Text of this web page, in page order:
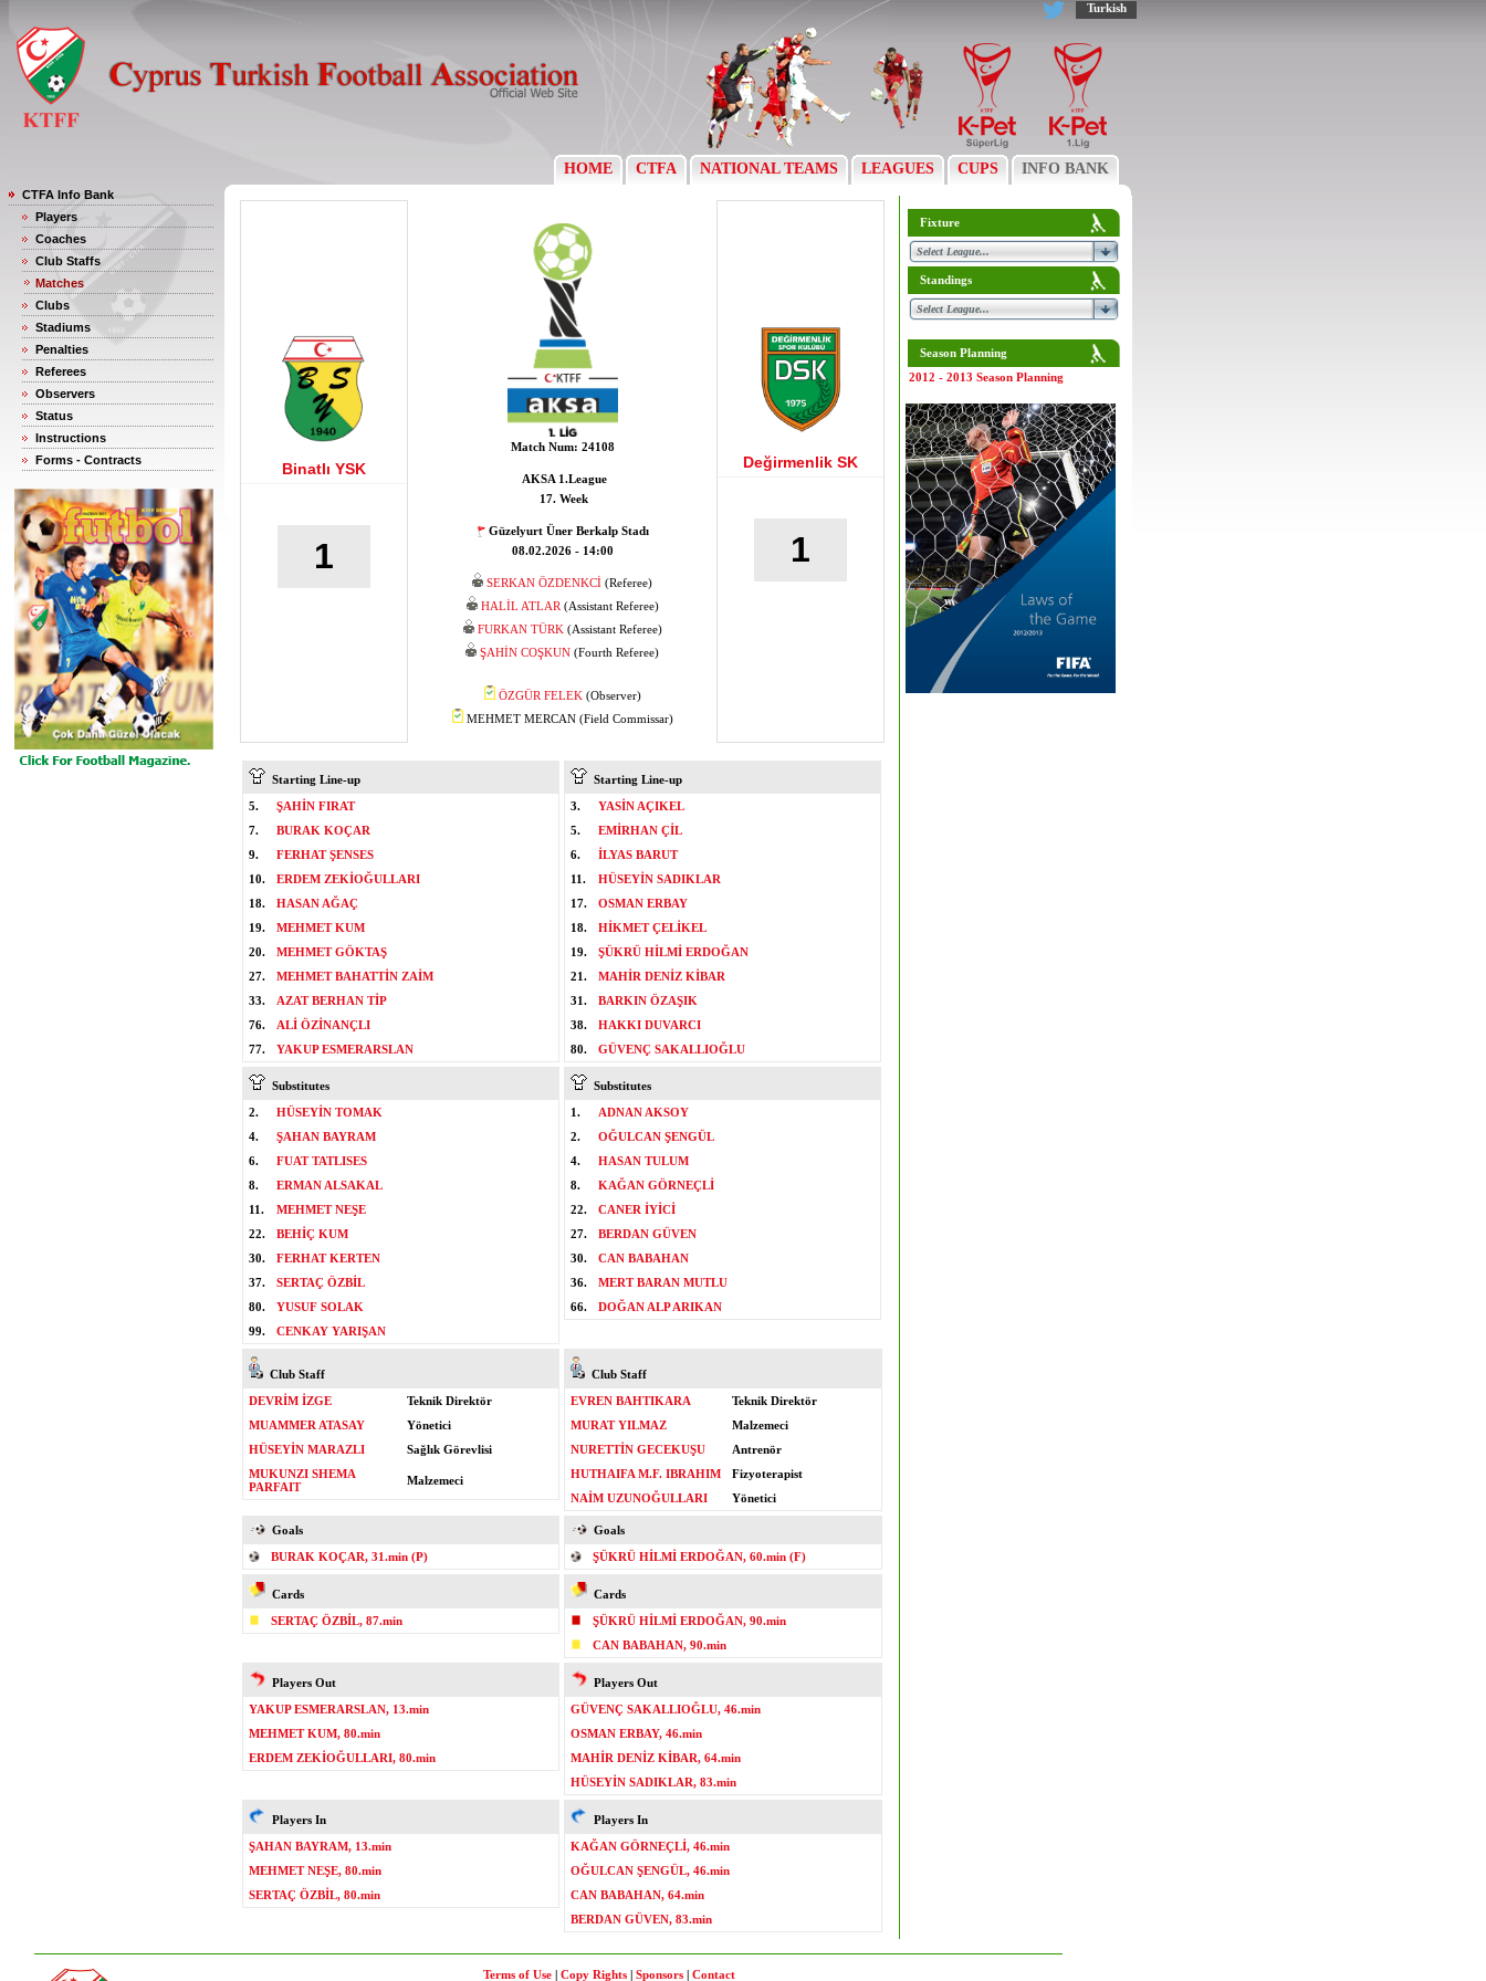
Turkish
HOME CTFA NATIONAL TEAMS LEAGUES CUPS INFO BANK
CTFA Info Bank
Players
Coaches
Club Staffs
Matches
Clubs
Stadiums
Penalties
Referees
Observers
Status
Instructions
Forms - Contracts
Binatlı YSK
1
Match Num: 24108
AKSA 1.League
17. Week
Güzelyurt Üner Berkalp Stadı
08.02.2026 - 14:00
SERKAN ÖZDENKCİ (Referee)
HALİL ATLAR (Assistant Referee)
FURKAN TÜRK(Assistant Referee)
ŞAHİN COŞKUN (Fourth Referee)
ÖZGÜR FELEK(Observer)
MEHMET MERCAN (Field Commissar)
Değirmenlik SK
1
Starting Line-up
5.
ŞAHİN FIRAT
7.
BURAK KOÇAR
9.
FERHAT ŞENSES
10.
ERDEM ZEKİOĞULLARI
18.
HASAN AĞAÇ
19.
MEHMET KUM
20.
MEHMET GÖKTAŞ
27.
MEHMET BAHATTİN ZAİM
33.
AZAT BERHAN TİP
76.
ALİ ÖZİNANÇLI
77.
YAKUP ESMERARSLAN
Starting Line-up
3.
YASİN AÇIKEL
5.
EMİRHAN ÇİL
6.
İLYAS BARUT
11.
HÜSEYİN SADIKLAR
17.
OSMAN ERBAY
18.
HİKMET ÇELİKEL
19.
ŞÜKRÜ HİLMİ ERDOĞAN
21.
MAHİR DENİZ KİBAR
31.
BARKIN ÖZAŞIK
38.
HAKKI DUVARCI
80.
GÜVENÇ SAKALLIOĞLU
Substitutes
2.
HÜSEYİN TOMAK
4.
ŞAHAN BAYRAM
6.
FUAT TATLISES
8.
ERMAN ALSAKAL
11.
MEHMET NEŞE
22.
BEHİÇ KUM
30.
FERHAT KERTEN
37.
SERTAÇ ÖZBİL
80.
YUSUF SOLAK
99.
CENKAY YARIŞAN
Substitutes
1.
ADNAN AKSOY
2.
OĞULCAN ŞENGÜL
4.
HASAN TULUM
8.
KAĞAN GÖRNEÇLİ
22.
CANER İYİCİ
27.
BERDAN GÜVEN
30.
CAN BABAHAN
36.
MERT BARAN MUTLU
66.
DOĞAN ALP ARIKAN
Club Staff
DEVRİM İZGE
Teknik Direktör
MUAMMER ATASAY
Yönetici
HÜSEYİN MARAZLI
Sağlık Görevlisi
MUKUNZI SHEMA
PARFAIT
Malzemeci
Club Staff
EVREN BAHTIKARA
Teknik Direktör
MURAT YILMAZ
Malzemeci
NURETTİN GECEKUŞU
Antrenör
HUTHAIFA M.F. IBRAHIM
Fizyoterapist
NAİM UZUNOĞULLARI
Yönetici
Goals
BURAK KOÇAR, 31.min (P)
Goals
ŞÜKRÜ HİLMİ ERDOĞAN, 60.min (F)
Cards
SERTAÇ ÖZBİL, 87.min
Cards
ŞÜKRÜ HİLMİ ERDOĞAN, 90.min
CAN BABAHAN, 90.min
Players Out
YAKUP ESMERARSLAN, 13.min
MEHMET KUM, 80.min
ERDEM ZEKİOĞULLARI, 80.min
Players Out
GÜVENÇ SAKALLIOĞLU, 46.min
OSMAN ERBAY, 46.min
MAHİR DENİZ KİBAR, 64.min
HÜSEYİN SADIKLAR, 83.min
Players In
ŞAHAN BAYRAM, 13.min
MEHMET NEŞE, 80.min
SERTAÇ ÖZBİL, 80.min
Players In
KAĞAN GÖRNEÇLİ, 46.min
OĞULCAN ŞENGÜL, 46.min
CAN BABAHAN, 64.min
BERDAN GÜVEN, 83.min
Fixture
Standings
Season Planning
2012 - 2013 Season Planning
Terms of Use | Copy Rights | Sponsors | Contact